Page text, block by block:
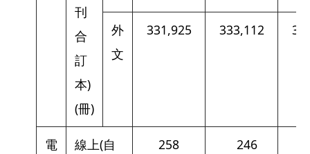
刊
合
訂
本)
(冊)
外
文
331,925 333,112
電
線上(自
258 246